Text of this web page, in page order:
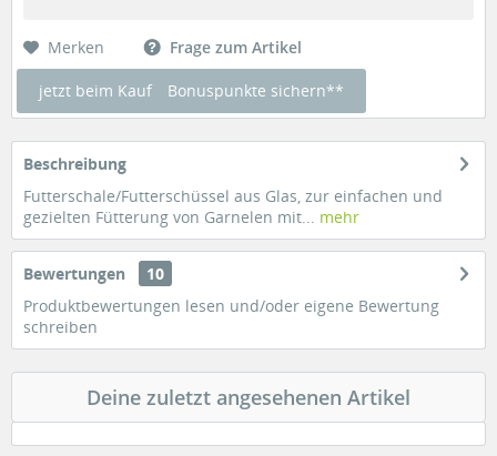
Merken Frage zum Artikel
jetzt beim Kauf Bonuspunkte sichern**
Beschreibung
Futterschale/Futterschüssel aus Glas, zur einfachen und
gezielten Fütterung von Garnelen mit... mehr
Bewertungen
10
Produktbewertungen lesen und/oder eigene Bewertung
schreiben
Deine zuletzt angesehenen Artikel